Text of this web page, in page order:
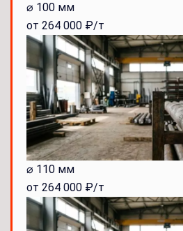
⌀ 100 мм
от 264 000 ₽/т
⌀ 110 мм
от 264 000 ₽/т